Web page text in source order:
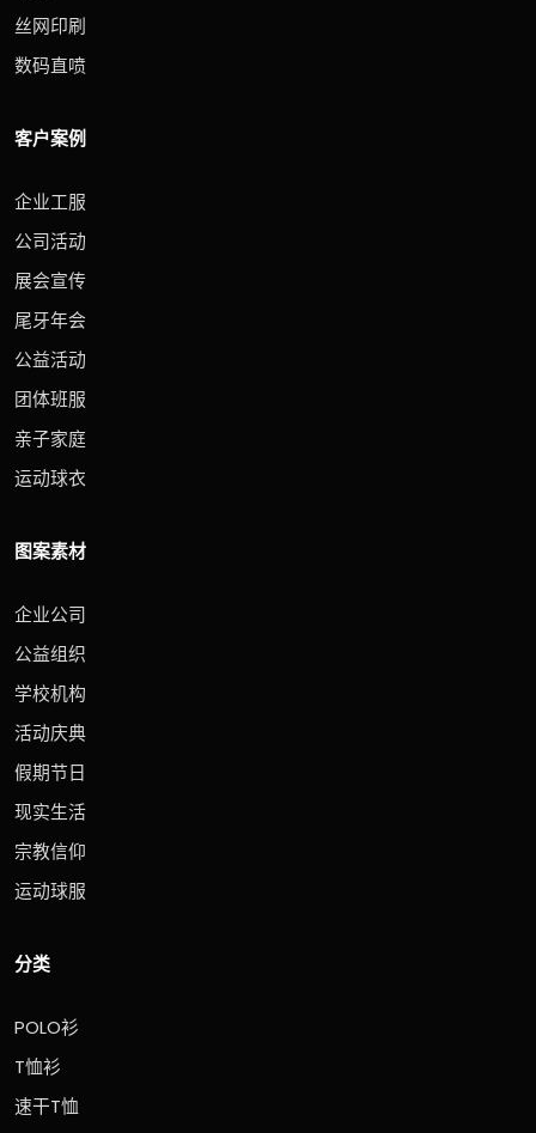
丝网印刷
数码直喷
客户案例
企业工服
公司活动
展会宣传
尾牙年会
公益活动
团体班服
亲子家庭
运动球衣
图案素材
企业公司
公益组织
学校机构
活动庆典
假期节日
现实生活
宗教信仰
运动球服
分类
POLO衫
T恤衫
速干T恤